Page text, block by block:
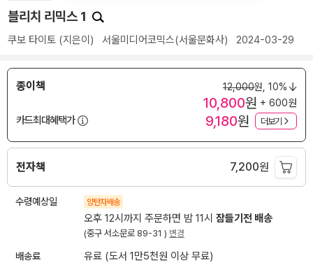
블리치 리믹스 1
쿠보 타이토 (지은이) 서울미디어코믹스(서울문화사) 2024-03-29
종이책 12,000원, 10%
10,800원 + 600원
카드최대혜택가
9,180원 더보기
전자책 7,200원
수령예상일 양탄자배송
오후 12시까지 주문하면 밤 11시 잠들기전 배송
(중구 서소문로 89-31 ) 변경
배송료 유료 (도서 1만5천원 이상 무료)